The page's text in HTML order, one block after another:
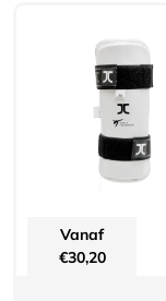
Vanaf
€30,20